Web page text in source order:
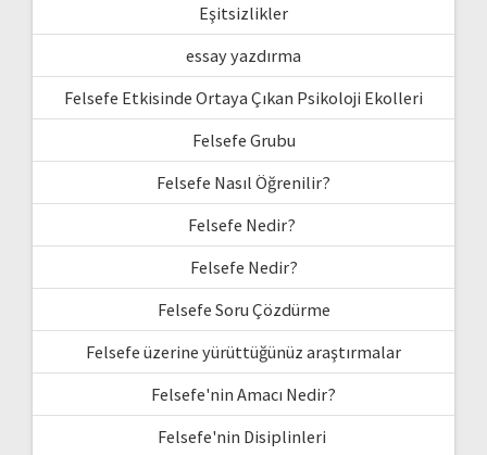
Eşitsizlikler
essay yazdırma
Felsefe Etkisinde Ortaya Çıkan Psikoloji Ekolleri
Felsefe Grubu
Felsefe Nasıl Öğrenilir?
Felsefe Nedir?
Felsefe Nedir?
Felsefe Soru Çözdürme
Felsefe üzerine yürüttüğünüz araştırmalar
Felsefe'nin Amacı Nedir?
Felsefe'nin Disiplinleri